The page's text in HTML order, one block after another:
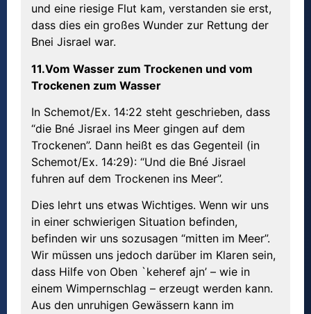
und eine riesige Flut kam, verstanden sie erst,
dass dies ein großes Wunder zur Rettung der
Bnei Jisrael war.
11.Vom Wasser zum Trockenen und vom
Trockenen zum Wasser
In Schemot/Ex. 14:22 steht geschrieben, dass
“die Bné Jisrael ins Meer gingen auf dem
Trockenen”. Dann heißt es das Gegenteil (in
Schemot/Ex. 14:29): “Und die Bné Jisrael
fuhren auf dem Trockenen ins Meer”.
Dies lehrt uns etwas Wichtiges. Wenn wir uns
in einer schwierigen Situation befinden,
befinden wir uns sozusagen “mitten im Meer”.
Wir müssen uns jedoch darüber im Klaren sein,
dass Hilfe von Oben `keheref ajn’ – wie in
einem Wimpernschlag – erzeugt werden kann.
Aus den unruhigen Gewässern kann im